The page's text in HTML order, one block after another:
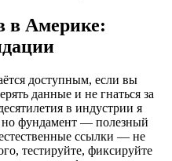
в Америке:
доступным, если вы
данные и не гнаться за
в индустрии я
но фундамент — полезный
ссылки — не
тестируйте, фиксируйте